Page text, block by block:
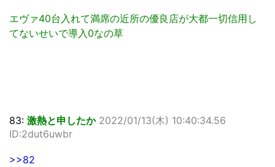
エヴァ40台入れて満席の近所の優良店が大都一切信用し
てないせいで導入0なの草
83: 激熱と申したか 2022/01/13(木) 10:40:34.56
ID:2dut6uwbr
>>82